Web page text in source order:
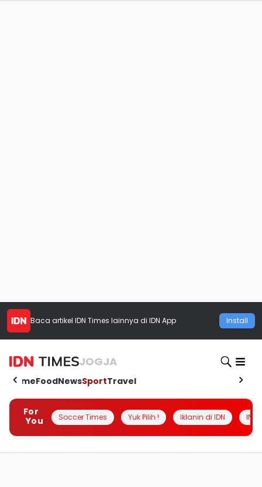
Baca artikel IDN Times lainnya di IDN App Install
JOGJA
HomeFoodNewsSportTravel
For
You
Soccer Times Yuk Pilih ! Iklanin di IDN